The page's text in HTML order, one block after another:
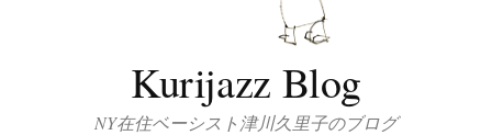
Kurijazz Blog
NY在住ベーシスト津川久里子のブログ